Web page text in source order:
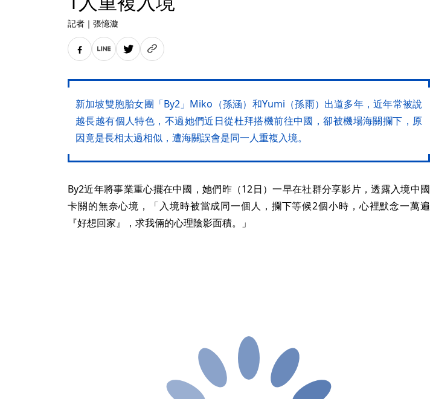
記者 ｜ 張憶漩
新加坡雙胞胎女團「By2」Miko（孫涵）和Yumi（孫雨）出道多年，近年常被說
越長越有個人特色，不過她們近日從杜拜搭機前往中國，卻被機場海關攔下，原
因竟是長相太過相似，遭海關誤會是同一人重複入境。
By2近年將事業重心擺在中國，她們昨（12日）一早在社群分享影片，透露入境中國
卡關的無奈心境，「入境時被當成同一個人，攔下等候2個小時，心裡默念一萬遍
『好想回家』，求我倆的心理陰影面積。」